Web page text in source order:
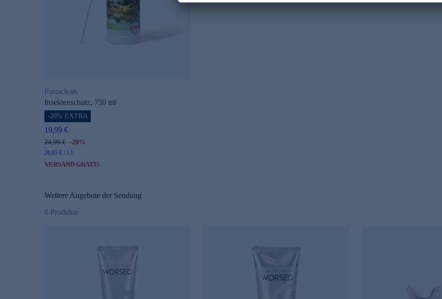
Pastaclean
Insektenschutz, 750 ml
-20% EXTRA
19,99 €
24,99 € -20%
26,65 € / 1 l
VERSAND GRATIS
Weitere Angebote der Sendung
6 Produkte